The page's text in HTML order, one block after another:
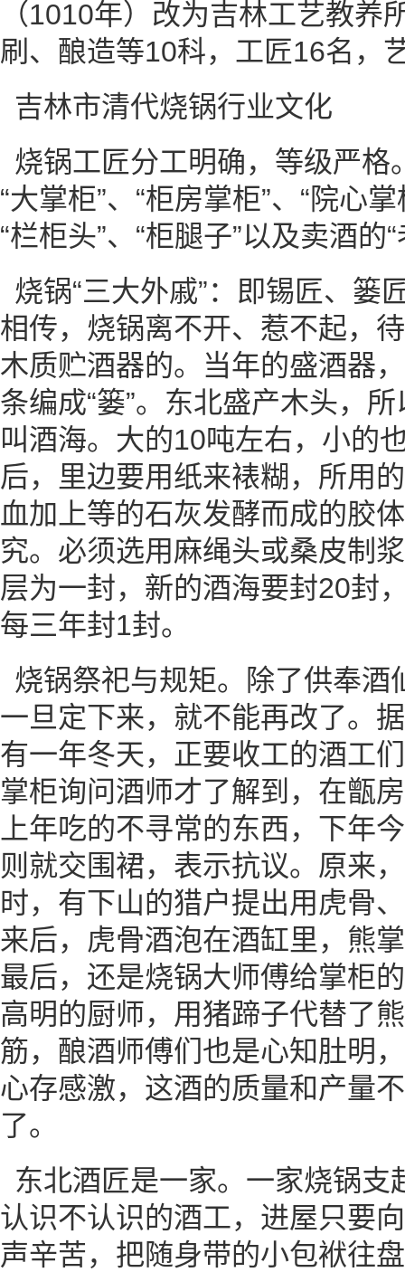
（1010年）改为吉林工艺教养
刷、酿造等10科，工匠16名，
吉林市清代烧锅行业文化
烧锅工匠分工明确，等级严格
“大掌柜”、“柜房掌柜”、“院心
“栏柜头”、“柜腿子”以及卖酒的
烧锅“三大外戚”：即锡匠、篓
相传，烧锅离不开、惹不起，
木质贮酒器的。当年的盛酒器
条编成“篓”。东北盛产木头，
叫酒海。大的10吨左右，小的
后，里边要用纸来裱糊，所用
血加上等的石灰发酵而成的胶
究。必须选用麻绳头或桑皮制
层为一封，新的酒海要封20封
每三年封1封。
烧锅祭祀与规矩。除了供奉酒
一旦定下来，就不能再改了。
有一年冬天，正要收工的酒工
掌柜询问酒师才了解到，在甑
上年吃的不寻常的东西，下年
则就交围裙，表示抗议。原来
时，有下山的猎户提出用虎骨
来后，虎骨酒泡在酒缸里，熊
最后，还是烧锅大师傅给掌柜
高明的厨师，用猪蹄子代替了
筋，酿酒师傅们也是心知肚明
心存感激，这酒的质量和产量
了。
东北酒匠是一家。一家烧锅支
认识不认识的酒工，进屋只要
声辛苦，把随身带的小包袱往